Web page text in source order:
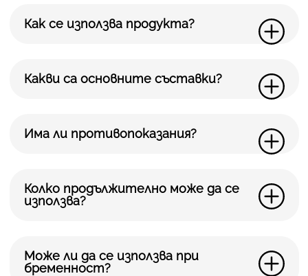
Как се използва продукта?
Какви са основните съставки?
Има ли противопоказания?
Колко продължително може да се
използва?
Може ли да се използва при
бременност?